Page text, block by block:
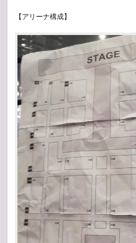
【アリーナ構成】